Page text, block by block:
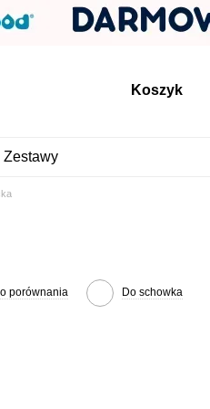
Koszyk
Zestawy
porównania Do schowka